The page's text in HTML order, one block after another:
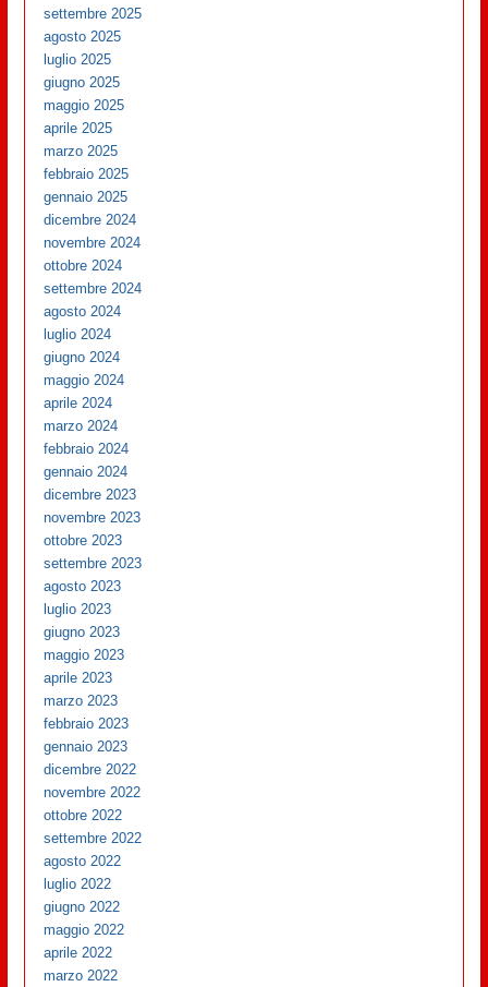
settembre 2025
agosto 2025
luglio 2025
giugno 2025
maggio 2025
aprile 2025
marzo 2025
febbraio 2025
gennaio 2025
dicembre 2024
novembre 2024
ottobre 2024
settembre 2024
agosto 2024
luglio 2024
giugno 2024
maggio 2024
aprile 2024
marzo 2024
febbraio 2024
gennaio 2024
dicembre 2023
novembre 2023
ottobre 2023
settembre 2023
agosto 2023
luglio 2023
giugno 2023
maggio 2023
aprile 2023
marzo 2023
febbraio 2023
gennaio 2023
dicembre 2022
novembre 2022
ottobre 2022
settembre 2022
agosto 2022
luglio 2022
giugno 2022
maggio 2022
aprile 2022
marzo 2022